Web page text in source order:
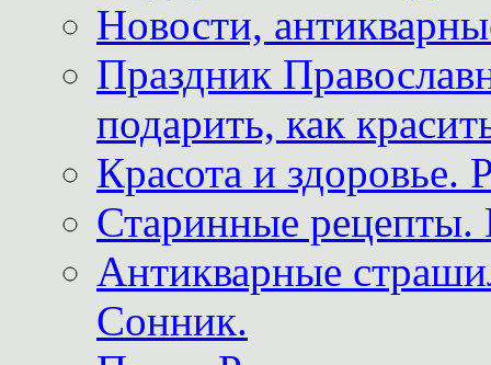
Новости,
Праздник
подарить, как
Красота и здоровье.
Старинные рецепты.
Антикварные
Сонник.